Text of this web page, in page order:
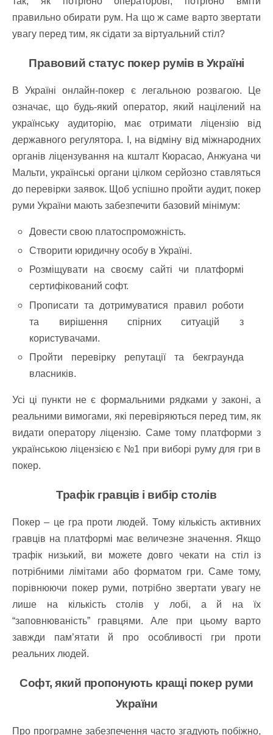
правильно обирати рум. На що ж саме варто звертати
увагу перед тим, як сідати за віртуальний стіл?
Правовий статус покер румів в Україні
В Україні онлайн-покер є легальною розвагою. Це
означає, що будь-який оператор, який націлений на
українську аудиторію, має отримати ліцензію від
державного регулятора. І, на відміну від міжнародних
органів ліцензування на кшталт Кюрасао, Анжуана чи
Мальти, українські органи цілком серйозно ставляться
до перевірки заявок. Щоб успішно пройти аудит, покер
руми України мають забезпечити базовий мінімум:
Довести свою платоспроможність.
Створити юридичну особу в Україні.
Розміщувати на своєму сайті чи платформі
сертифікований софт.
Прописати та дотримуватися правил роботи
та вирішення спірних ситуацій з
користувачами.
Пройти перевірку репутації та бекграунда
власників.
Усі ці пункти не є формальними рядками у законі, а
реальними вимогами, які перевіряються перед тим, як
видати оператору ліцензію. Саме тому платформи з
українською ліцензією є №1 при виборі руму для гри в
покер.
Трафік гравців і вибір столів
Покер – це гра проти людей. Тому кількість активних
гравців на платформі має величезне значення. Якщо
трафік низький, ви можете довго чекати на стіл із
потрібними лімітами або форматом гри. Саме тому,
порівнюючи покер руми, потрібно звертати увагу не
лише на кількість столів у лобі, а й на їх
“заповнюваність” гравцями. Але при цьому варто
завжди пам’ятати й про особливості гри проти
реальних людей.
Софт, який пропонують кращі покер руми
України
Про програмне забезпечення часто згадують побіжно,